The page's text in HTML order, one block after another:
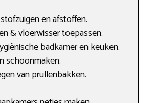
en afstoffen.
& vloerwisser toepassen.
badkamer en keuken.
schoonmaken.
van prullenbakken.